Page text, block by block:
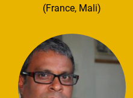
(France, Mali)